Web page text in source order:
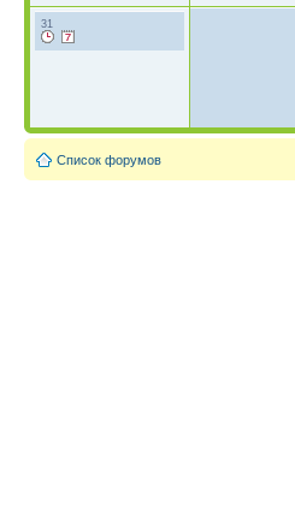
31
Список форумов